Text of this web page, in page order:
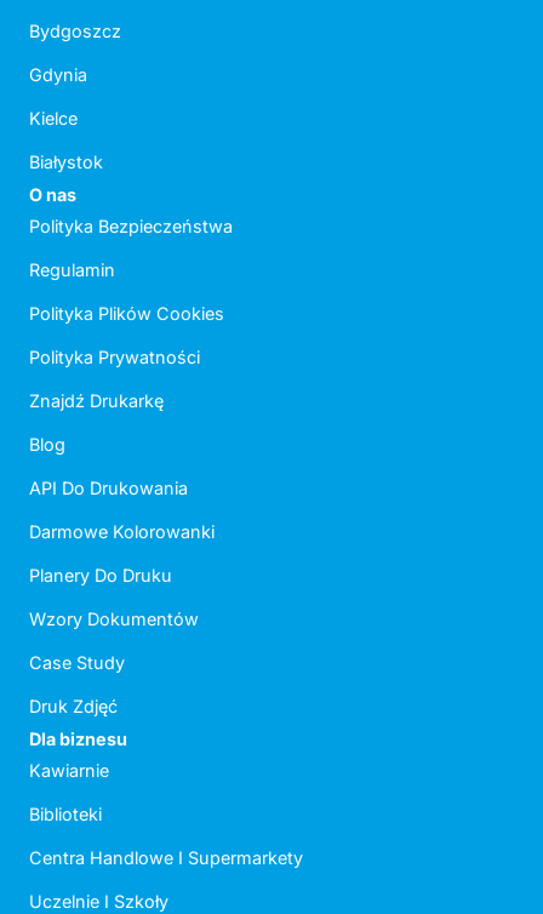
Bydgoszcz
Gdynia
Kielce
Białystok
O nas
Polityka Bezpieczeństwa
Regulamin
Polityka Plików Cookies
Polityka Prywatności
Znajdź Drukarkę
Blog
API Do Drukowania
Darmowe Kolorowanki
Planery Do Druku
Wzory Dokumentów
Case Study
Druk Zdjęć
Dla biznesu
Kawiarnie
Biblioteki
Centra Handlowe I Supermarkety
Uczelnie I Szkoły